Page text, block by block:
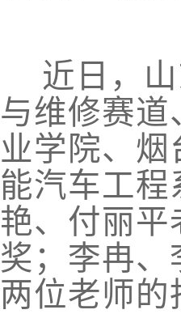
近日，
与维修赛
业学院、
能汽车工
艳、付丽
奖；李冉
两位老师